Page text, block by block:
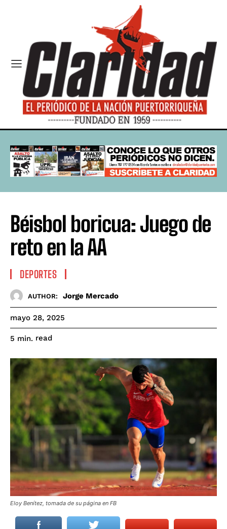
Béisbol boricua: Juego de
reto en la AA
DEPORTES
AUTHOR: Jorge Mercado
mayo 28, 2025
5 min. read
Eloy Benítez, tomada de su página en FB